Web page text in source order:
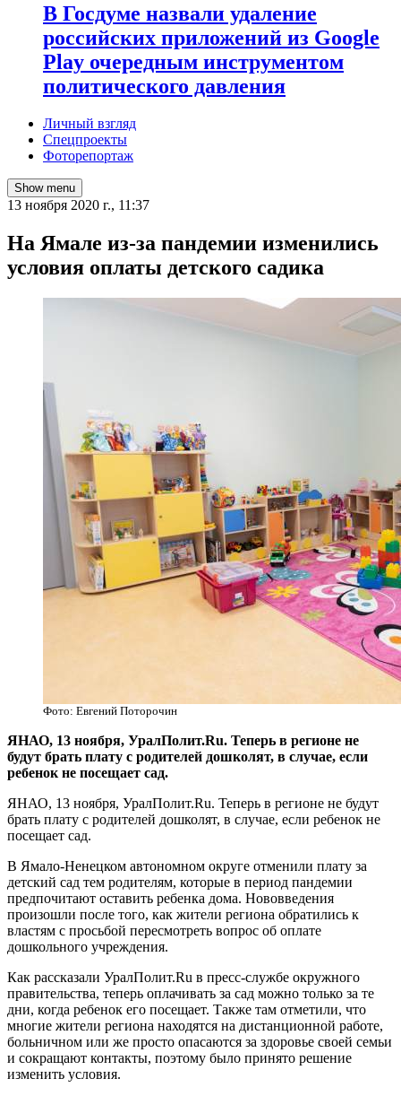
В Госдуме назвали удаление
российских приложений из Google
Play очередным инструментом
политического давления
Личный взгляд
Спецпроекты
Фоторепортаж
Show menu
13 ноября 2020 г., 11:37
​На Ямале из-за пандемии изменились
условия оплаты детского садика
Фото: Евгений Поторочин
ЯНАО, 13 ноября, УралПолит.Ru. Теперь в регионе не
будут брать плату с родителей дошколят, в случае, если
ребенок не посещает сад.
ЯНАО, 13 ноября, УралПолит.Ru. Теперь в регионе не будут
брать плату с родителей дошколят, в случае, если ребенок не
посещает сад.
В Ямало-Ненецком автономном округе отменили плату за
детский сад тем родителям, которые в период пандемии
предпочитают оставить ребенка дома. Нововведения
произошли после того, как жители региона обратились к
властям с просьбой пересмотреть вопрос об оплате
дошкольного учреждения.
Как рассказали УралПолит.Ru в пресс-службе окружного
правительства, теперь оплачивать за сад можно только за те
дни, когда ребенок его посещает. Также там отметили, что
многие жители региона находятся на дистанционной работе,
больничном или же просто опасаются за здоровье своей семьи
и сокращают контакты, поэтому было принято решение
изменить условия.